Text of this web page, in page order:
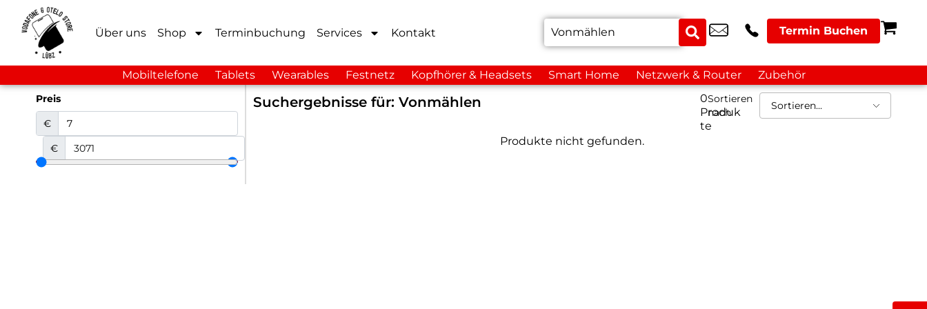
Über uns Shop Terminbuchung Services Kontakt Termin Buchen
Mobiltelefone Tablets Wearables Festnetz Kopfhörer & Headsets Smart Home Netzwerk & Router Zubehör
Preis
€
€
Suchergebnisse für: Vonmählen
0
Produk
te
Sortieren
nach
Produkte nicht gefunden.